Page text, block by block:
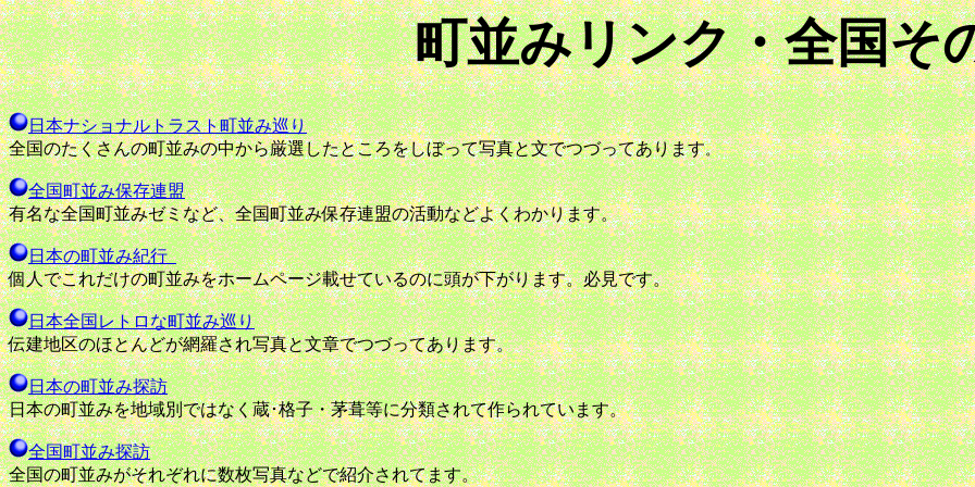
町並みリンク・全国そ
日本ナショナルトラスト町並み巡り
全国のたくさんの町並みの中から厳選したところをしぼって写真と文でつづってあります。
全国町並み保存連盟
有名な全国町並みゼミなど、全国町並み保存連盟の活動などよくわかります。
日本の町並み紀行
個人でこれだけの町並みをホームページ載せているのに頭が下がります。必見です。
日本全国レトロな町並み巡り
伝建地区のほとんどが網羅され写真と文章でつづってあります。
日本の町並み探訪
日本の町並みを地域別ではなく蔵･格子・茅葺等に分類されて作られています。
全国町並み探訪
全国の町並みがそれぞれに数枚写真などで紹介されてます。